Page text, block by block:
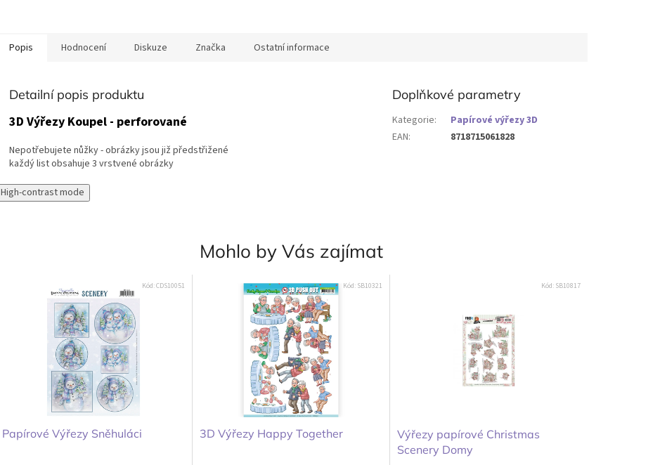
Popis Hodnocení Diskuze Značka Ostatní informace
Detailní popis produktu
3D Výřezy Koupel - perforované
Nepotřebujete nůžky - obrázky jsou již předstřižené
každý list obsahuje 3 vrstvené obrázky
Doplňkové parametry
Kategorie:
Papírové výřezy 3D
EAN: 8718715061828
High-contrast mode
Mohlo by Vás zajímat
Papírové Výřezy Sněhuláci
Kód:CDS10051
3D Výřezy Happy Together
Kód: SB10321
Výřezy papírové Christmas
Scenery Domy
Kód: SB10817